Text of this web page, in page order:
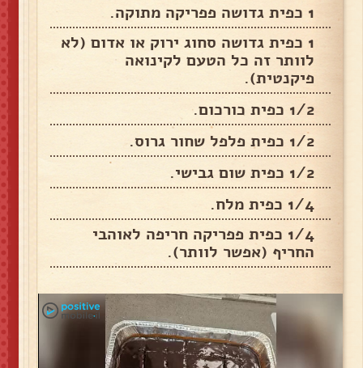
1 כפית גדושה פפריקה מתוקה.
1 כפית גדושה סחוג ירוק או אדום (לא
לוותר זה כל הטעם לקינואה
פיקנטית).
1/2 כפית כורכום.
1/2 כפית פלפל שחור גרוס.
1/2 כפית שום גבישי.
1/4 כפית מלח.
1/4 כפית פפריקה חריפה לאוהבי
החריף (אפשר לוותר).